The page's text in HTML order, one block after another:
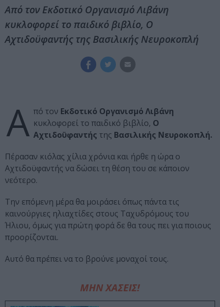
Από τον Εκδοτικό Οργανισμό Λιβάνη
κυκλοφορεί το παιδικό βιβλίο, Ο
Αχτιδοϋφαντής της Βασιλικής Νευροκοπλή
Α πό τον Εκδοτικό Οργανισμό Λιβάνη
κυκλοφορεί το παιδικό βιβλίο, Ο
Αχτιδοϋφαντής της Βασιλικής Νευροκοπλή.
Πέρασαν κιόλας χίλια χρόνια και ήρθε η ώρα ο
Αχτιδοϋφαντής να δώσει τη θέση του σε κάποιον
νεότερο.
Την επόμενη μέρα θα μοιράσει όπως πάντα τις
καινούργιες ηλιαχτίδες στους Ταχυδρόμους του
Ήλιου, όμως για πρώτη φορά δε θα τους πει για ποιους
προορίζονται.
Αυτό θα πρέπει να το βρούνε μοναχοί τους.
ΜΗΝ ΧΑΣΕΙΣ!